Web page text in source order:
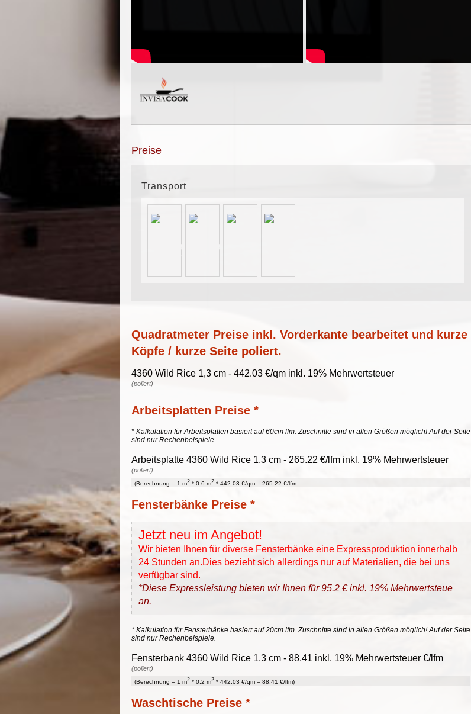
Preise
Transport
Quadratmeter Preise inkl. Vorderkante bearbeitet und kurze
Köpfe / kurze Seite poliert.
4360 Wild Rice 1,3 cm - 442.03 €/qm inkl. 19% Mehrwertsteuer
(poliert)
Arbeitsplatten Preise *
* Kalkulation für Arbeitsplatten basiert auf 60cm lfm. Zuschnitte sind in allen Größen möglich! Auf der Seite
sind nur Rechenbeispiele.
Arbeitsplatte 4360 Wild Rice 1,3 cm - 265.22 €/lfm inkl. 19% Mehrwertsteuer
(poliert)
(Berechnung = 1 m2 * 0.6 m2 * 442.03 €/qm = 265.22 €/lfm
Fensterbänke Preise *
Jetzt neu im Angebot!
Wir bieten Ihnen für diverse Fensterbänke eine Expressproduktion innerhalb
24 Stunden an.Dies bezieht sich allerdings nur auf Materialien, die bei uns
verfügbar sind.
*Diese Expressleistung bieten wir Ihnen für 95.2 € inkl. 19% Mehrwertsteue
an.
* Kalkulation für Fensterbänke basiert auf 20cm lfm. Zuschnitte sind in allen Größen möglich! Auf der Seite
sind nur Rechenbeispiele.
Fensterbank 4360 Wild Rice 1,3 cm - 88.41 inkl. 19% Mehrwertsteuer €/lfm
(poliert)
(Berechnung = 1 m2 * 0.2 m2 * 442.03 €/qm = 88.41 €/lfm)
Waschtische Preise *